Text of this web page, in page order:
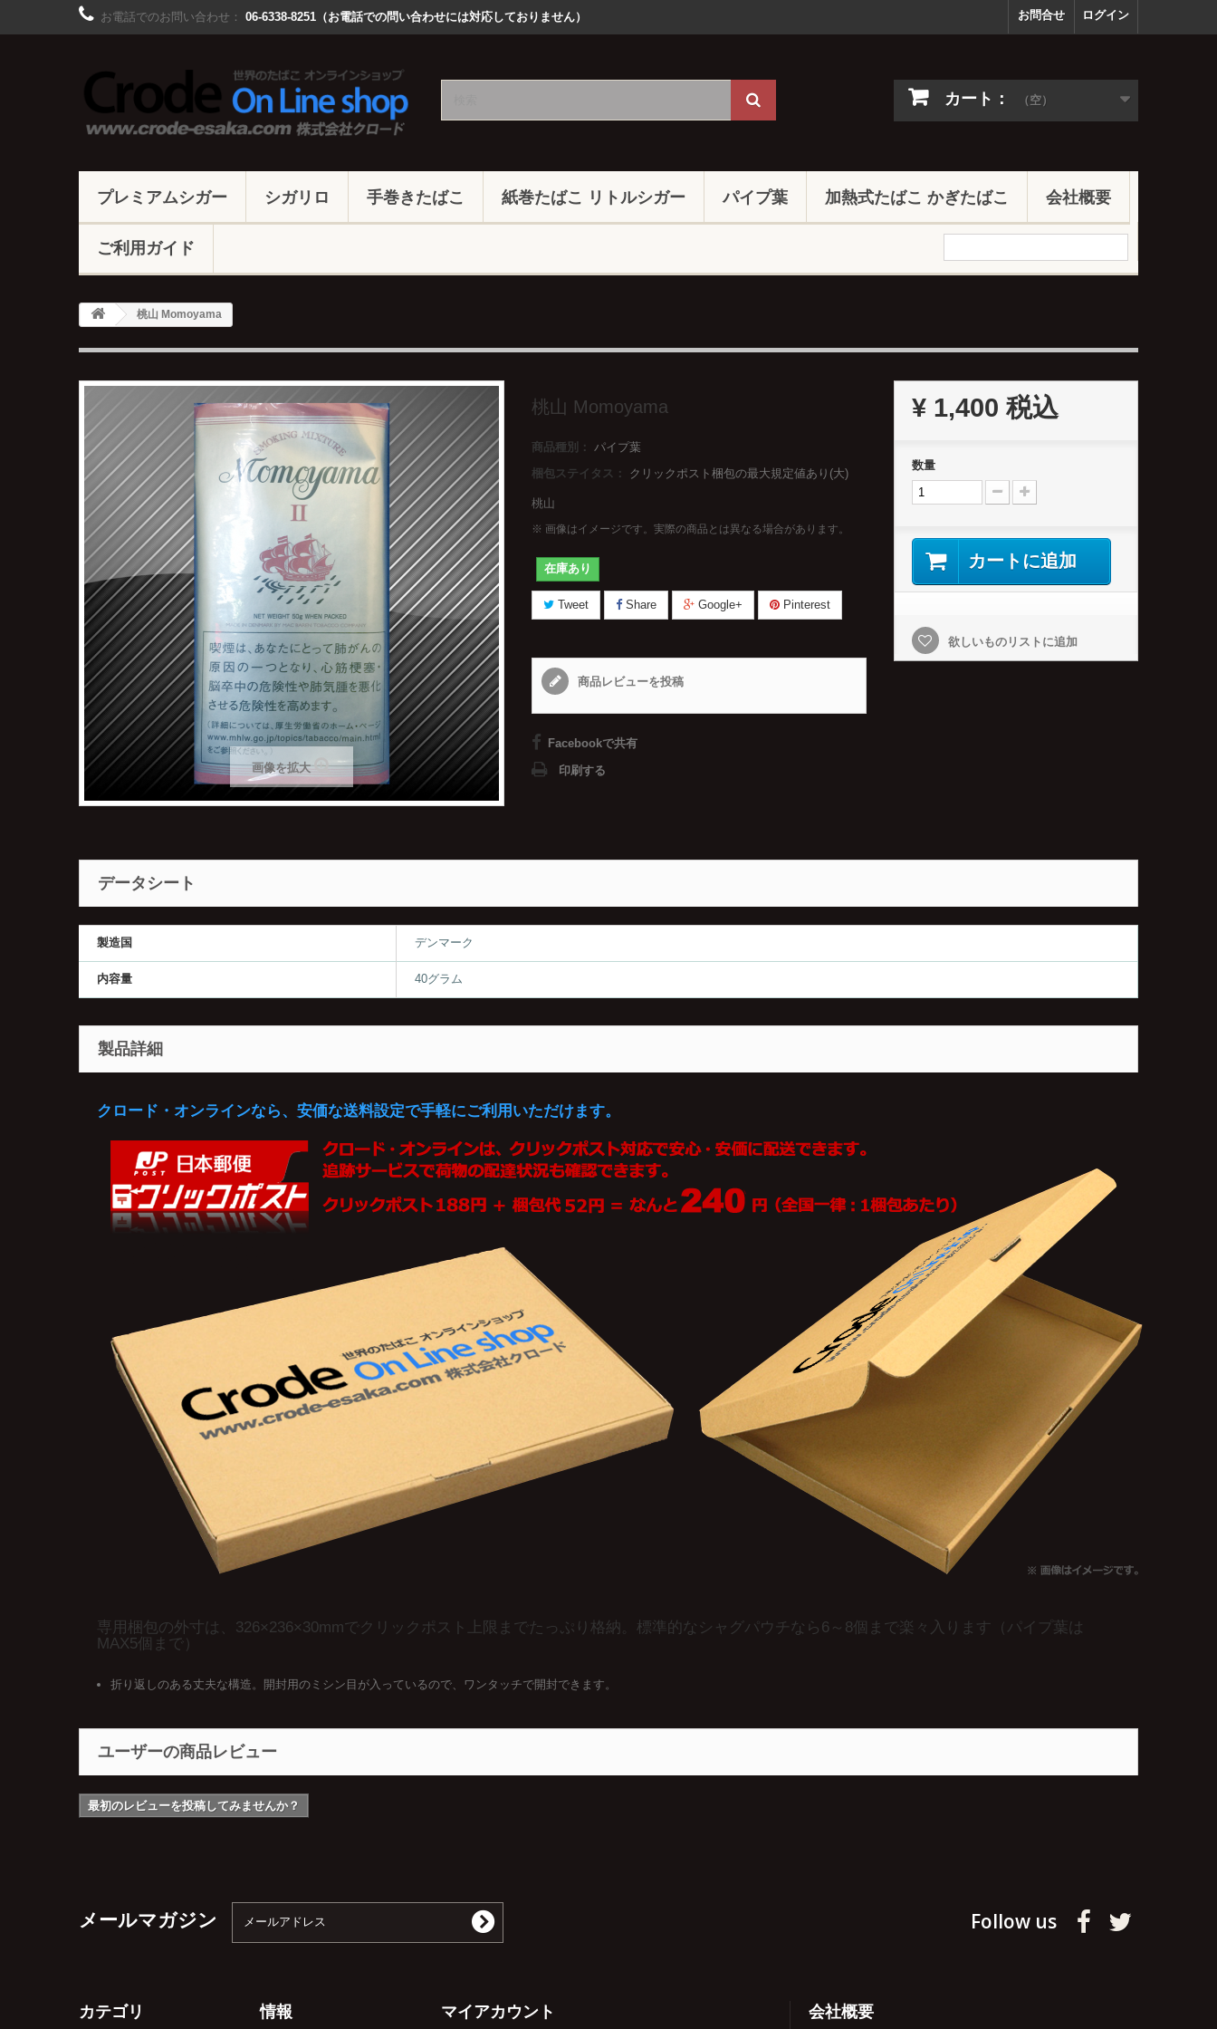
ログイン
お問合せ
お電話でのお問い合わせ： 06-6338-8251（お電話での問い合わせには対応しておりません）
カート： （空）
プレミアムシガー シガリロ 手巻きたばこ 紙巻たばこ リトルシガー パイプ葉 加熱式たばこ かぎたばこ 会社概要
ご利用ガイド
桃山 Momoyama
画像を拡大
桃山 Momoyama
商品種別：
パイプ葉
梱包ステイタス：
クリックポスト梱包の最大規定値あり(大)
桃山
※ 画像はイメージです。実際の商品とは異なる場合があります。
在庫あり
Tweet Share Google+ Pinterest
商品レビューを投稿
Facebookで共有
印刷する
¥ 1,400 税込
数量
カートに追加
欲しいものリストに追加
データシート
製造国 デンマーク
内容量 40グラム
製品詳細
クロード・オンラインなら、安価な送料設定で手軽にご利用いただけます。
専用梱包の外寸は、326×236×30mmでクリックポスト上限までたっぷり格納。標準的なシャグパウチなら6～8個まで楽々入ります（パイプ葉は
MAX5個まで）
折り返しのある丈夫な構造。開封用のミシン目が入っているので、ワンタッチで開封できます。
ユーザーの商品レビュー
最初のレビューを投稿してみませんか？
メールマガジン Follow us
カテゴリ 情報 マイアカウント 会社概要